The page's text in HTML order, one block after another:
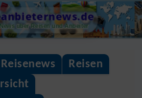
über Reisen und Anbeiter
Reisenews
Reisen